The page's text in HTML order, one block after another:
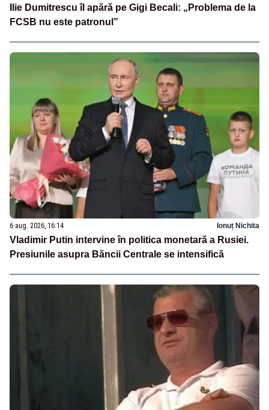
Ilie Dumitrescu îl apără pe Gigi Becali: „Problema de la
FCSB nu este patronul”
6 aug. 2026, 16:14 Ionuț Nichita
Vladimir Putin intervine în politica monetară a Rusiei.
Presiunile asupra Băncii Centrale se intensifică